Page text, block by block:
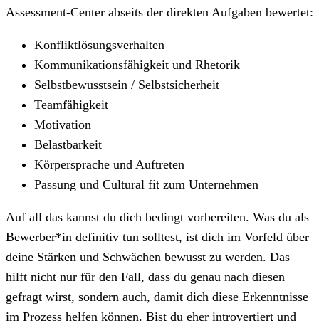
Assessment-Center abseits der direkten Aufgaben bewertet:
Konfliktlösungsverhalten
Kommunikationsfähigkeit und Rhetorik
Selbstbewusstsein / Selbstsicherheit
Teamfähigkeit
Motivation
Belastbarkeit
Körpersprache und Auftreten
Passung und Cultural fit zum Unternehmen
Auf all das kannst du dich bedingt vorbereiten. Was du als
Bewerber*in definitiv tun solltest, ist dich im Vorfeld über
deine Stärken und Schwächen bewusst zu werden. Das
hilft nicht nur für den Fall, dass du genau nach diesen
gefragt wirst, sondern auch, damit dich diese Erkenntnisse
im Prozess helfen können. Bist du eher introvertiert und